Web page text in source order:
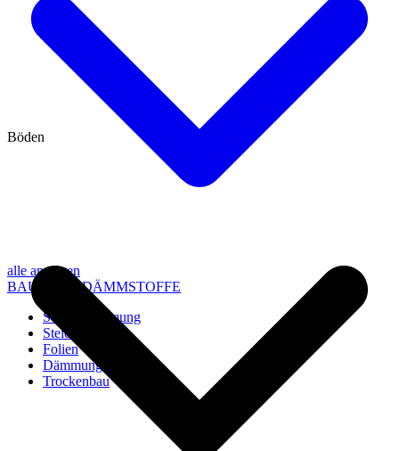
alle anzeigen
BAU- UND DÄMMSTOFFE
Steico Dämmung
Steico Zubehör
Folien
Dämmung
Trockenbau
Böden